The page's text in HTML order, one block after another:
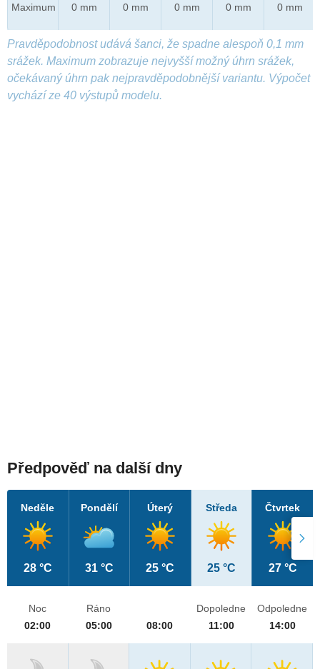
Maximum 0 mm 0 mm 0 mm 0 mm 0 mm
Pravděpodobnost udává šanci, že spadne alespoň 0,1 mm
srážek. Maximum zobrazuje nejvyšší možný úhrn srážek,
očekávaný úhrn pak nejpravděpodobnější variantu. Výpočet
vychází ze 40 výstupů modelu.
Předpověď na další dny
Neděle
28 °C
Pondělí
31 °C
Úterý
25 °C
Středa
25 °C
Čtvrtek
27 °C
Noc
02:00
Ráno
05:00
08:00
Dopoledne
11:00
Odpoledne
14:00